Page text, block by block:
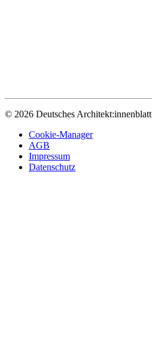
© 2026 Deutsches Architekt:innenblatt
Cookie-Manager
AGB
Impressum
Datenschutz